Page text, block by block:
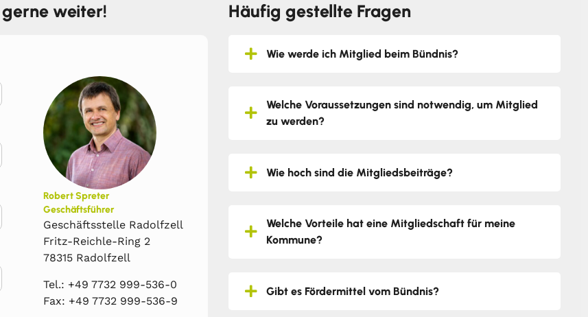
weiter!
Robert Spreter
Geschäftsführer
Geschäftsstelle Radolfzell
Fritz-Reichle-Ring 2
78315 Radolfzell
Tel.: +49 7732 999-536-0
Fax: +49 7732 999-536-9
Häufig gestellte Fragen
Wie werde ich Mitglied beim Bündnis?
Welche Voraussetzungen sind notwendig, um Mitglied
zu werden?
Wie hoch sind die Mitgliedsbeiträge?
Welche Vorteile hat eine Mitgliedschaft für meine
Kommune?
Gibt es Fördermittel vom Bündnis?